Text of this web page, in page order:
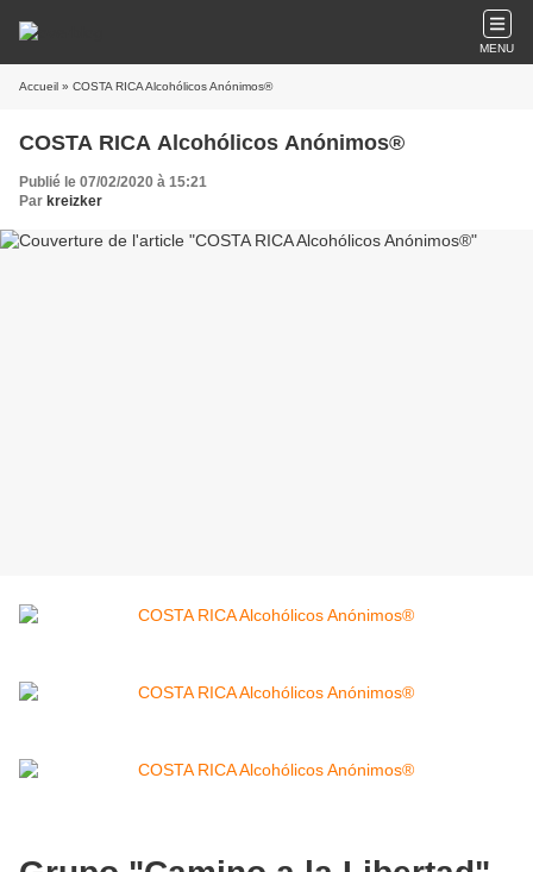
MENU
Accueil » COSTA RICA Alcohólicos Anónimos®
COSTA RICA Alcohólicos Anónimos®
Publié le 07/02/2020 à 15:21
Par kreizker